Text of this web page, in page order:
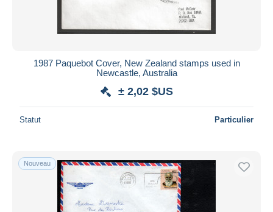
1987 Paquebot Cover, New Zealand stamps used in
Newcastle, Australia
± 2,02 $US
Statut Particulier
Nouveau